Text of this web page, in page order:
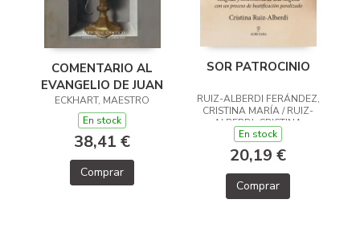
COMENTARIO AL
EVANGELIO DE JUAN
ECKHART, MAESTRO
En stock
38,41 €
Comprar
SOR PATROCINIO
RUIZ-ALBERDI FERÁNDEZ,
CRISTINA MARÍA / RUIZ-
ALBERDI, CRISTINA
En stock
20,19 €
Comprar